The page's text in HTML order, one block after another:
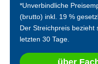
*Unverbindliche
(brutto) inkl. 19 %
Der Streichpreis bezieht
letzten 30 Tage.
über